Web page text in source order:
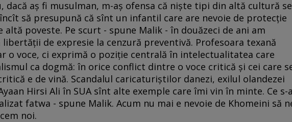
dacă aş fi musulman, m-aş ofensa că nişte tipi din altă cultură se
să presupună că sînt un infantil care are nevoie de protecţie
altă poveste. Pe scurt - spune Malik - în douăzeci de ani am
de expresie la cenzură preventivă. Profesoara texană
o voce, ci exprimă o poziţie centrală în intelectualitatea care
ca dogmă: în orice conflict dintre o voce critică şi cei care
e de vină. Scandalul caricaturiştilor danezi, exilul olandezei
Hirsi Ali în SUA sînt alte exemple care îmi vin în minte. Ce s-a
fatwa - spune Malik. Acum nu mai e nevoie de Khomeini să
noi.